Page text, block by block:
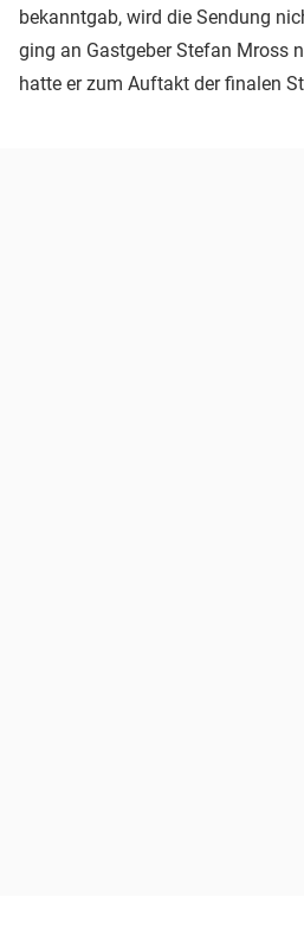
bekanntgab, wird die Sendung
ging an Gastgeber Stefan Mross
hatte er zum Auftakt der finalen